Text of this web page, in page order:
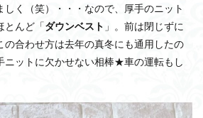
しく（笑）・・・なので、厚手のニット
とんど「ダウンベスト 」。前は閉じずに
の合わせ方は去年の真冬にも通用したの
ニットに欠かせない相棒★車の運転もし